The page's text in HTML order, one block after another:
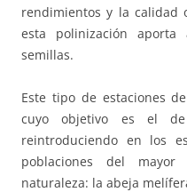
rendimientos y la calidad
esta polinización
semillas.
Este tipo de estaciones
cuyo objetivo es el de
reintroduciendo en los
poblaciones del
naturaleza: la abeja